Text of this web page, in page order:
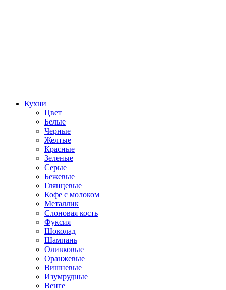
Кухни
Цвет
Белые
Черные
Желтые
Красные
Зеленые
Серые
Бежевые
Глянцевые
Кофе с молоком
Металлик
Слоновая кость
Фуксия
Шоколад
Шампань
Оливковые
Оранжевые
Вишневые
Изумрудные
Венге